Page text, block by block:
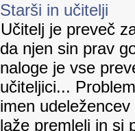
Starši in učitelji
Učitelj je preveč
da njen sin prav
naloge je vse
učiteljici...
imen
laže premleli in si